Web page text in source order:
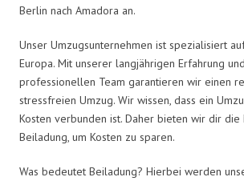
Berlin nach Amadora an.
Unser Umzugsunternehmen ist spezialisiert
Europa. Mit unserer langjährigen Erfahrung
professionellen Team garantieren wir einen
stressfreien Umzug. Wir wissen, dass ein
Kosten verbunden ist. Daher bieten wir dir
Beiladung, um Kosten zu sparen.
Was bedeutet Beiladung? Hierbei werden